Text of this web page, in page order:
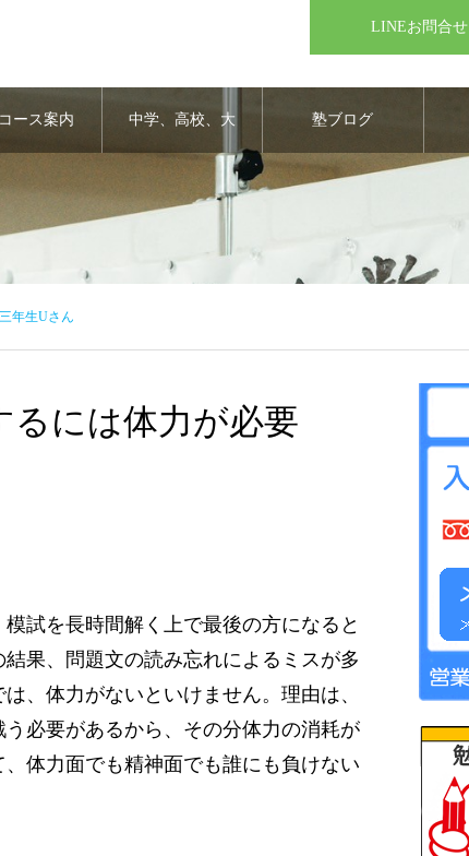
LINEお問合せ
ース案内 中学、高校、大 塾ブログ
年生Uさん
るには体力が必要
試を長時間解く上で最後の方になると
果、問題文の読み忘れによるミスが多
、体力がないといけません。理由は、
必要があるから、その分体力の消耗が
体力面でも精神面でも誰にも負けない